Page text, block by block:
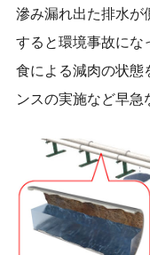
滲み漏れ出た排水が
すると環境事故にな
食による減肉の状態
ンスの実施など早急